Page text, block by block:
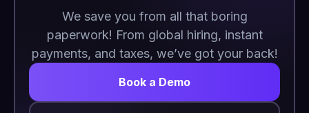
We save you from all that boring
paperwork! From global hiring, instant
payments, and taxes, we’ve got your back!
Book a Demo